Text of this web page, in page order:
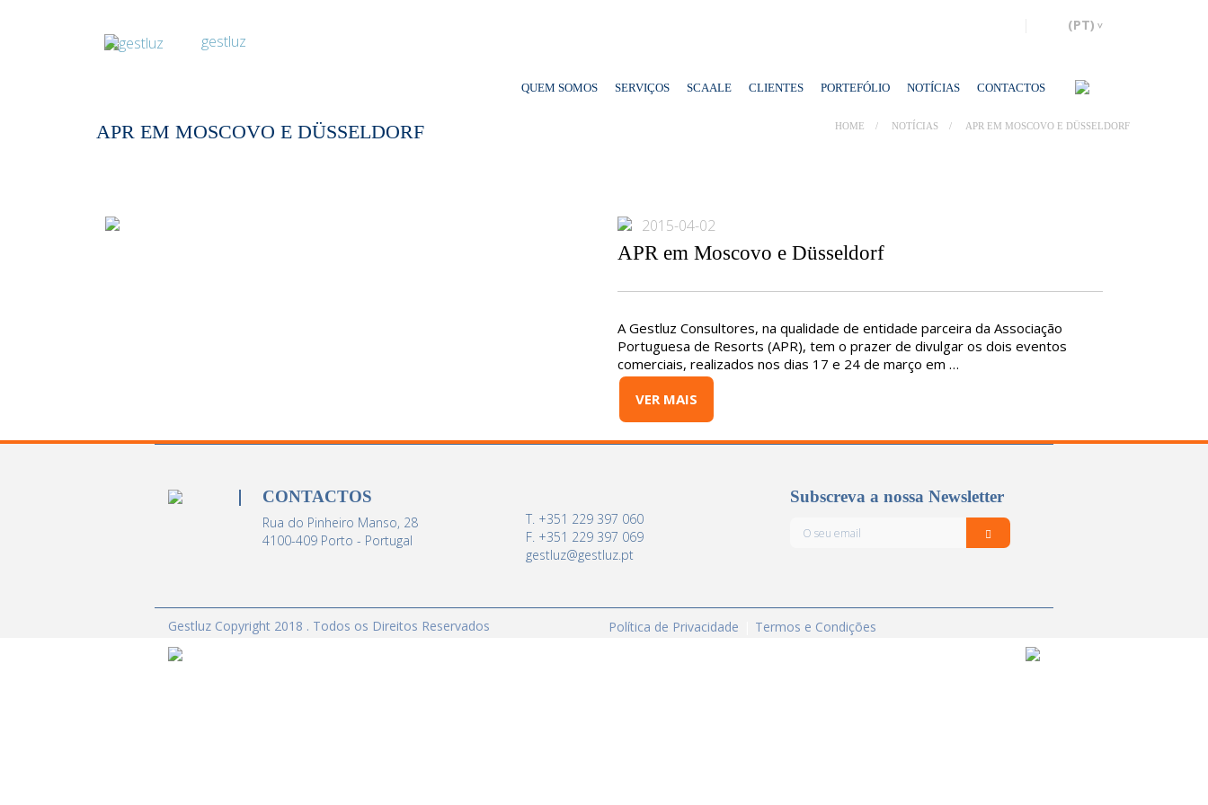
QUEM SOMOS SERVIÇOS SCAALE CLIENTES PORTEFÓLIO NOTÍCIAS CONTACTOS
APR EM MOSCOVO E DÜSSELDORF HOME NOTÍCIAS APR EM MOSCOVO E DÜSSELDORF
2015-04-02
APR em Moscovo e Düsseldorf
A Gestluz Consultores, na qualidade de entidade parceira da Associação
Portuguesa de Resorts (APR), tem o prazer de divulgar os dois eventos
comerciais, realizados nos dias 17 e 24 de março em …
VER MAIS
CONTACTOS
Rua do Pinheiro Manso, 28
4100-409 Porto - Portugal
T. +351 229 397 060
F. +351 229 397 069
gestluz@gestluz.pt
Subscreva a nossa Newsletter
Gestluz Copyright 2018 . Todos os Direitos Reservados Política de Privacidade Termos e Condições